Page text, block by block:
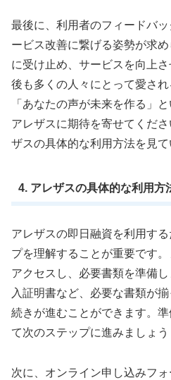
最後に、利用者のフィードバ
ービス改善に繋げる姿勢が求
に受け止め、サービスを向上
後も多くの人々にとって愛され
「あなたの声が未来を作る」
アレザスに期待を寄せてくだ
ザスの具体的な利用方法を見て
4. アレザスの具体的な利用方
アレザスの即日融資を利用す
プを理解することが重要です
アクセスし、必要書類を準備
入証明書など、必要な書類が
続きが進むことができます。
て次のステップに進みましょう
次に、オンライン申し込みフ